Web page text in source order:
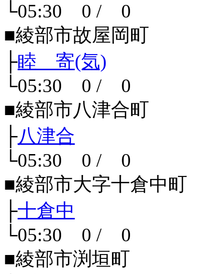
└05:30 0 / 0
■綾部市故屋岡町
├睦 寄(気)
└05:30 0 / 0
■綾部市八津合町
├八津合
└05:30 0 / 0
■綾部市大字十倉中町
├十倉中
└05:30 0 / 0
■綾部市渕垣町